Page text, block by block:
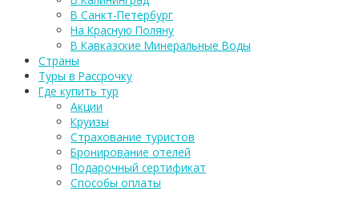
В Санкт-Петербург
На Красную Поляну
В Кавказские Минеральные Воды
Страны
Туры в Рассрочку
Где купить тур
Акции
Круизы
Страхование туристов
Бронирование отелей
Подарочный сертификат
Способы оплаты